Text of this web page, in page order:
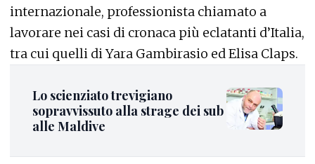
internazionale, professionista chiamato a
lavorare nei casi di cronaca più eclatanti d’Italia,
tra cui quelli di Yara Gambirasio ed Elisa Claps.
Lo scienziato trevigiano
sopravvissuto alla strage dei sub
alle Maldive